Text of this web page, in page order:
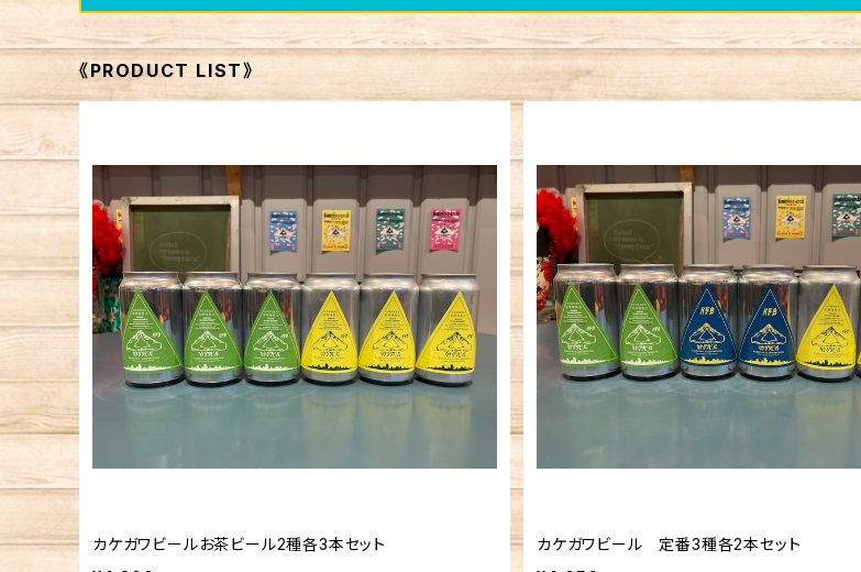
《PRODUCT LIST》
カケガワビールお茶ビール2種各3本セット
カケガワビール 定番3種各2本セット